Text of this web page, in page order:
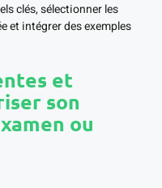
clés, sélectionner les
et intégrer des exemples
et
son
ou